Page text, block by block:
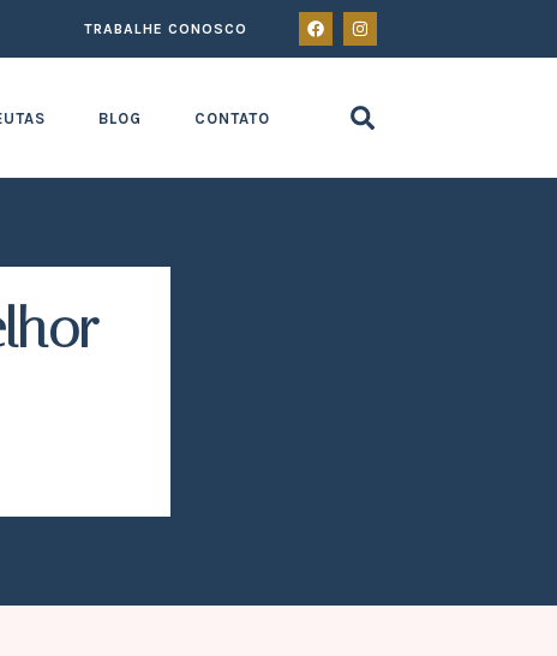
TRABALHE CONOSCO
BLOG CONTATO